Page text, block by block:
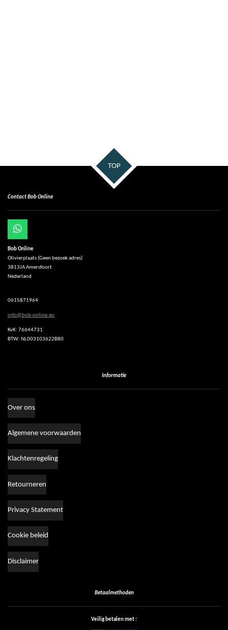
TOP
Contact Bob Online
W
h
a
t
s
A
p
Bob Online
Olivierplaats (Geen bezoek adres)
3813JA Amersfoort
Nederland
0615871964
info@bob-online.eu
KvK: 76644731
BTW: NL003103622B80
Informatie
Over ons
Algemene voorwaarden
Klachtenregeling
Retourneren
Privacy Statement
Cookie beleid
Disclaimer
Betaalmethoden
Veilig betalen met :